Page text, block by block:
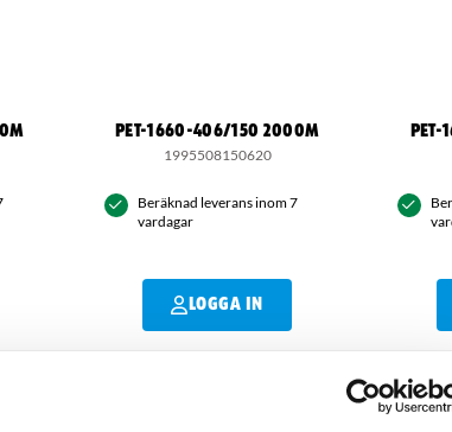
PET-1660-406/150 2000M
1995508150620
Beräknad leverans inom 7
vardagar
LOGGA IN